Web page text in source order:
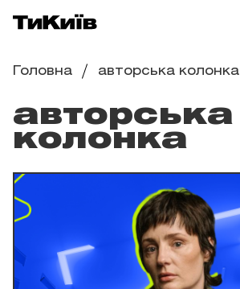
Головна авторська колонка
авторська
колонка